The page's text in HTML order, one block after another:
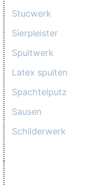
Stucwerk
Sierpleister
Spuitwerk
Latex spuiten
Spachtelputz
Sausen
Schilderwerk